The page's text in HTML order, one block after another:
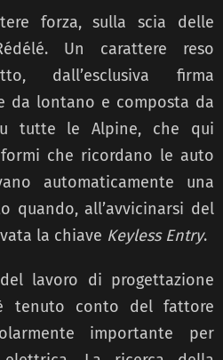
forza, sulla scia delle
Un carattere reso
dall’esclusiva firma
da lontano e composta da
tutte le Alpine, che qui
che ricordano le auto
automaticamente una
quando, all’avvicinarsi del
la chiave Keyless Entry.
lavoro di progettazione
tenuto conto del fattore
importante per